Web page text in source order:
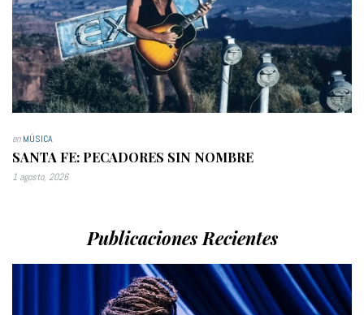
enMÚSICA
SANTA FE: PECADORES SIN NOMBRE
1 agosto, 2026
Publicaciones Recientes